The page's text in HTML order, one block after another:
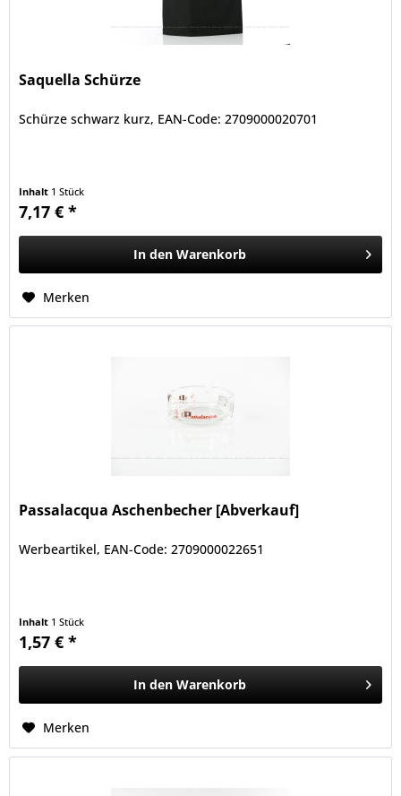
Saquella Schürze
Schürze schwarz kurz, EAN-Code: 2709000020701
Inhalt 1 Stück
7,17 € *
In den Warenkorb
Merken
Passalacqua Aschenbecher [Abverkauf]
Werbeartikel, EAN-Code: 2709000022651
Inhalt 1 Stück
1,57 € *
In den Warenkorb
Merken